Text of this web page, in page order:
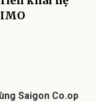
Saigon Co.op